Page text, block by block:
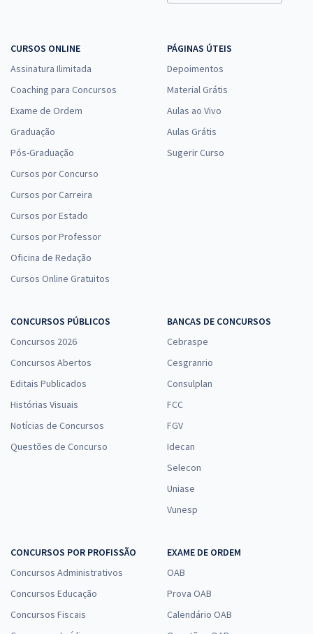
CURSOS ONLINE
Assinatura Ilimitada
Coaching para Concursos
Exame de Ordem
Graduação
Pós-Graduação
Cursos por Concurso
Cursos por Carreira
Cursos por Estado
Cursos por Professor
Oficina de Redação
Cursos Online Gratuitos
PÁGINAS ÚTEIS
Depoimentos
Material Grátis
Aulas ao Vivo
Aulas Grátis
Sugerir Curso
CONCURSOS PÚBLICOS
Concursos 2026
Concursos Abertos
Editais Publicados
Histórias Visuais
Notícias de Concursos
Questões de Concurso
BANCAS DE CONCURSOS
Cebraspe
Cesgranrio
Consulplan
FCC
FGV
Idecan
Selecon
Uniase
Vunesp
CONCURSOS POR PROFISSÃO
Concursos Administrativos
Concursos Educação
Concursos Fiscais
EXAME DE ORDEM
OAB
Prova OAB
Calendário OAB